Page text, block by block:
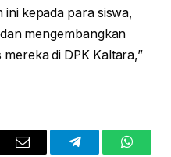
kepada para siswa,
mengembangkan
di DPK Kaltara,”
Email Telegram